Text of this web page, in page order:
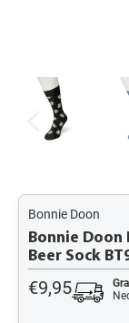
Bonnie Doon
Bonnie Doon
Beer Sock
€9,95